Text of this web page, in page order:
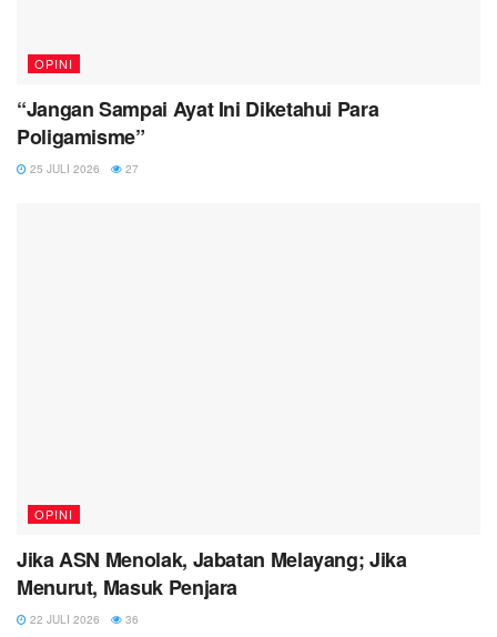
OPINI
“Jangan Sampai Ayat Ini Diketahui Para
Poligamisme”
25 JULI 2026 27
OPINI
Jika ASN Menolak, Jabatan Melayang; Jika
Menurut, Masuk Penjara
22 JULI 2026 36